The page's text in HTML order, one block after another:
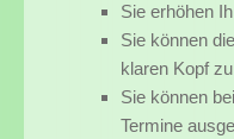
Sie erhöhen
Sie können
klaren Kopf
Sie können
Termine